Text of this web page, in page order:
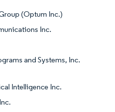
(Optum Inc.)
Inc.
and Systems, Inc.
Intelligence Inc.